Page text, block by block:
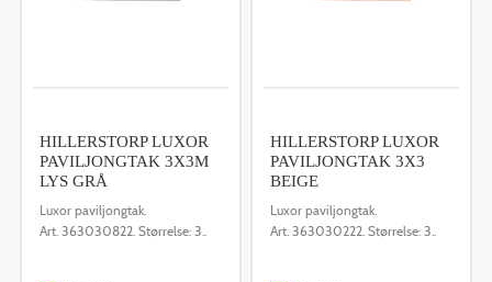
HILLERSTORP LUXOR
PAVILJONGTAK 3X3M
LYS GRÅ
Luxor paviljongtak.
Art. 363030822. Størrelse: 3..
HILLERSTORP LUXOR
PAVILJONGTAK 3X3
BEIGE
Luxor paviljongtak.
Art. 363030222. Størrelse: 3..